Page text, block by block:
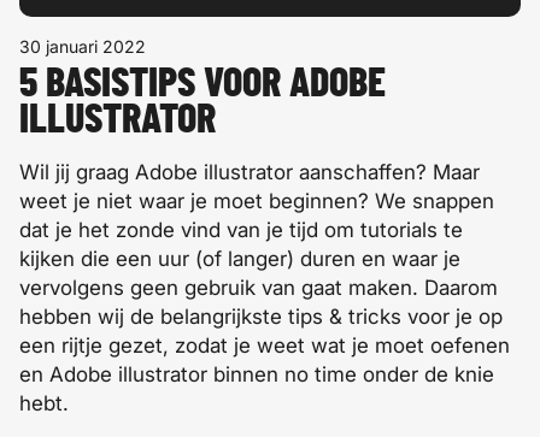
30 januari 2022
5 BASISTIPS VOOR ADOBE
ILLUSTRATOR
Wil jij graag Adobe illustrator aanschaffen? Maar
weet je niet waar je moet beginnen? We snappen
dat je het zonde vind van je tijd om tutorials te
kijken die een uur (of langer) duren en waar je
vervolgens geen gebruik van gaat maken. Daarom
hebben wij de belangrijkste tips & tricks voor je op
een rijtje gezet, zodat je weet wat je moet oefenen
en Adobe illustrator binnen no time onder de knie
hebt.